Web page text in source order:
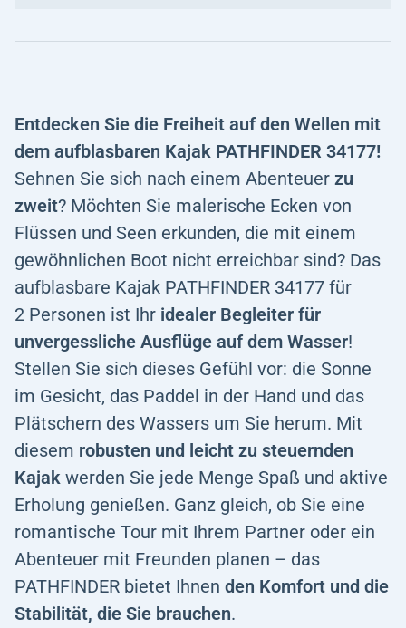
Entdecken Sie die Freiheit auf den Wellen mit
dem aufblasbaren Kajak PATHFINDER 34177!
Sehnen Sie sich nach einem Abenteuer zu
zweit? Möchten Sie malerische Ecken von
Flüssen und Seen erkunden, die mit einem
gewöhnlichen Boot nicht erreichbar sind? Das
aufblasbare Kajak PATHFINDER 34177 für
2 Personen ist Ihr idealer Begleiter für
unvergessliche Ausflüge auf dem Wasser!
Stellen Sie sich dieses Gefühl vor: die Sonne
im Gesicht, das Paddel in der Hand und das
Plätschern des Wassers um Sie herum. Mit
diesem robusten und leicht zu steuernden
Kajak werden Sie jede Menge Spaß und aktive
Erholung genießen. Ganz gleich, ob Sie eine
romantische Tour mit Ihrem Partner oder ein
Abenteuer mit Freunden planen – das
PATHFINDER bietet Ihnen den Komfort und die
Stabilität, die Sie brauchen.